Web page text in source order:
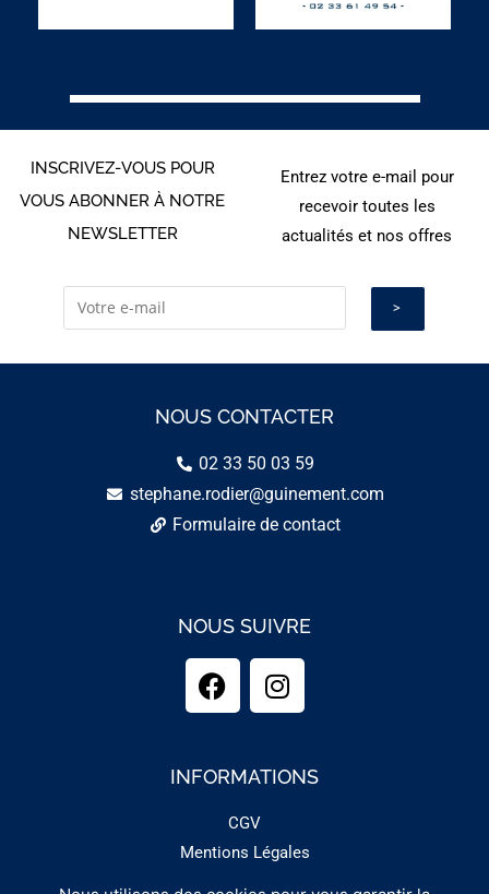
INSCRIVEZ-VOUS POUR
VOUS ABONNER À NOTRE
NEWSLETTER
Entrez votre e-mail pour
recevoir toutes les
actualités et nos offres
NOUS CONTACTER
02 33 50 03 59
stephane.rodier@guinement.com
Formulaire de contact
NOUS SUIVRE
INFORMATIONS
CGV
Mentions Légales